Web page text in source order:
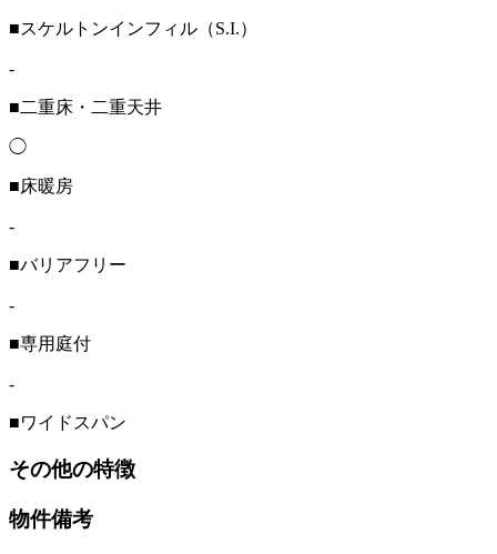
■スケルトンインフィル（S.I.）
-
■二重床・二重天井
◯
■床暖房
-
■バリアフリー
-
■専用庭付
-
■ワイドスパン
その他の特徴
物件備考